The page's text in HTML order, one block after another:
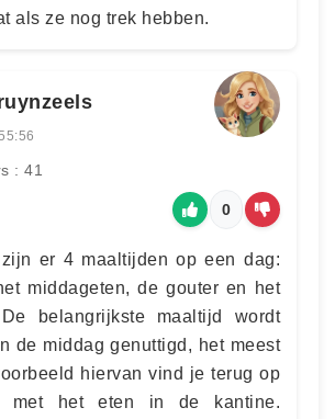
als ze nog trek hebben.
: 41
0
zijn er 4 maaltijden op een dag:
middageten, de gouter en het
belangrijkste maaltijd wordt
de middag genuttigd, het meest
hiervan vind je terug op
met het eten in de kantine.